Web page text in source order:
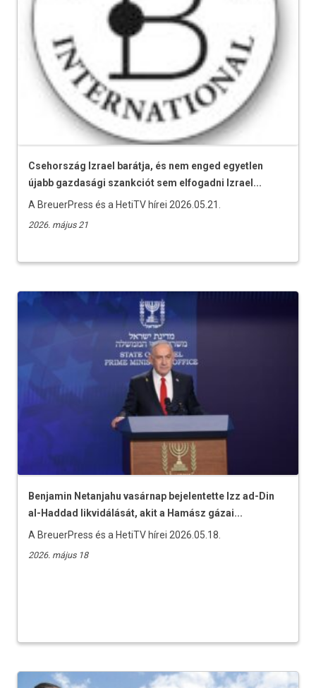
Csehország Izrael barátja, és nem enged egyetlen
újabb gazdasági szankciót sem elfogadni Izrael...
A BreuerPress és a HetiTV hírei 2026.05.21.
2026. május 21
Benjamin Netanjahu vasárnap bejelentette Izz ad-Din
al-Haddad likvidálását, akit a Hamász gázai...
A BreuerPress és a HetiTV hírei 2026.05.18.
2026. május 18